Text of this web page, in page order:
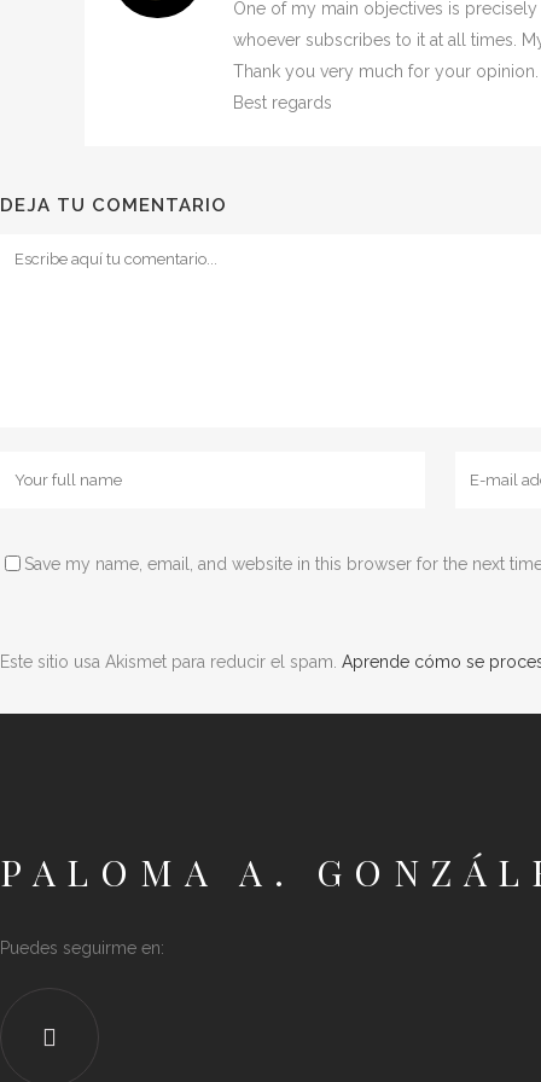
One of my main objectives is
whoever subscribes to it at all times.
Thank you very much for your opinion.
Best regards
DEJA TU COMENTARIO
Save my name, email, and website in this browser for the next
Este sitio usa Akismet para reducir el spam. Aprende cómo se
PALOMA A.
Puedes seguirme en: